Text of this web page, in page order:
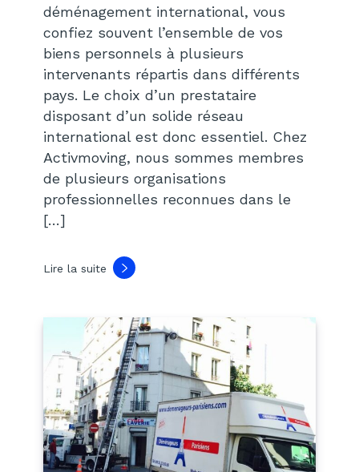
déménagement international, vous
confiez souvent l’ensemble de vos
biens personnels à plusieurs
intervenants répartis dans différents
pays. Le choix d’un prestataire
disposant d’un solide réseau
international est donc essentiel. Chez
Activmoving, nous sommes membres
de plusieurs organisations
professionnelles reconnues dans le
[…]
Lire la suite